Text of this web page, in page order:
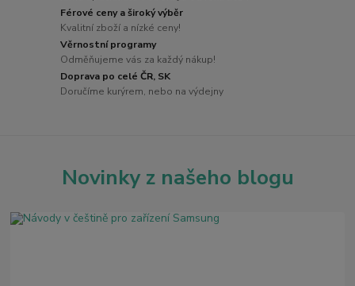
Férové ceny a široký výběr
Kvalitní zboží a nízké ceny!
Věrnostní programy
Odměňujeme vás za každý nákup!
Doprava po celé ČR, SK
Doručíme kurýrem, nebo na výdejny
Novinky z našeho blogu